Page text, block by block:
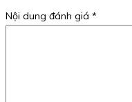
Nội dung đánh giá *